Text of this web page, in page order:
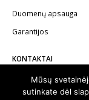
Duomenų apsauga
Garantijos
KONTAKTAI
Telefonas:+370
El.paštas:
Mūsų
sutinkate dėl